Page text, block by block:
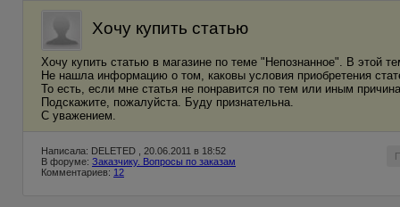
Хочу купить статью
Хочу купить статью в магазине по теме "Непознанное". В этой
Не нашла информацию о том, каковы условия приобретения
То есть, если мне статья не понравится по тем или иным
Подскажите, пожалуйста. Буду признательна.
С уважением.
Написала: DELETED , 20.06.2011 в 18:52
В форуме: Заказчику. Вопросы по заказам
Комментариев: 12